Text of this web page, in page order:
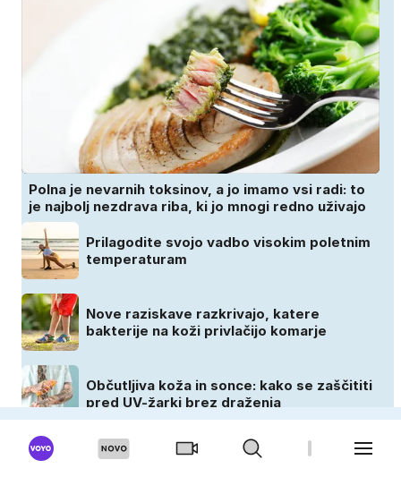
Polna je nevarnih toksinov, a jo imamo vsi radi: to
je najbolj nezdrava riba, ki jo mnogi redno uživajo
Prilagodite svojo vadbo visokim poletnim
temperaturam
Nove raziskave razkrivajo, katere
bakterije na koži privlačijo komarje
Občutljiva koža in sonce: kako se zaščititi
pred UV-žarki brez draženja
CEKIN